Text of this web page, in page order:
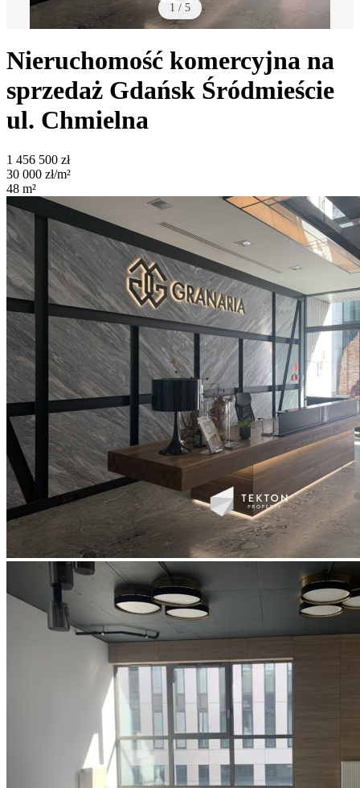
1 / 5
Nieruchomość komercyjna na
sprzedaż Gdańsk Śródmieście
ul. Chmielna
1 456 500 zł
30 000 zł/m²
48 m²